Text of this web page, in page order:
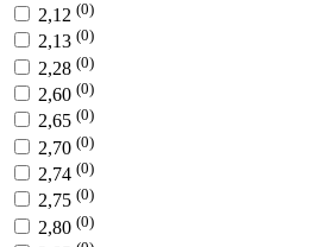
2,12 (0)
2,13 (0)
2,28 (0)
2,60 (0)
2,65 (0)
2,70 (0)
2,74 (0)
2,75 (0)
2,80 (0)